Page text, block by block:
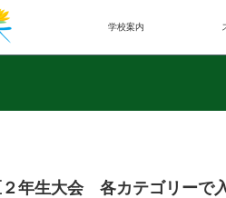
学校案内
２年生大会 各カテゴリーで